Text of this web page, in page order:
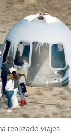
realizado viajes